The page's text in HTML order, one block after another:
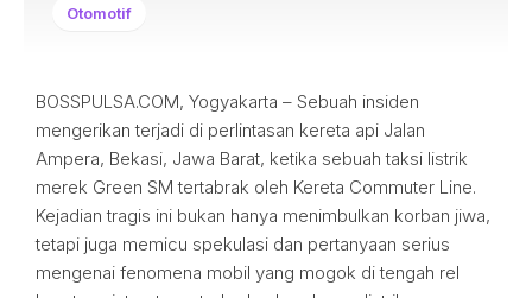
Otomotif
BOSSPULSA.COM, Yogyakarta – Sebuah insiden
mengerikan terjadi di perlintasan kereta api Jalan
Ampera, Bekasi, Jawa Barat, ketika sebuah taksi listrik
merek Green SM tertabrak oleh Kereta Commuter Line.
Kejadian tragis ini bukan hanya menimbulkan korban jiwa,
tetapi juga memicu spekulasi dan pertanyaan serius
mengenai fenomena mobil yang mogok di tengah rel